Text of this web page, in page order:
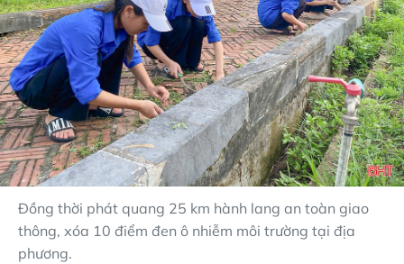
Đồng thời phát quang 25 km hành lang an toàn giao
thông, xóa 10 điểm đen ô nhiễm môi trường tại địa
phương.